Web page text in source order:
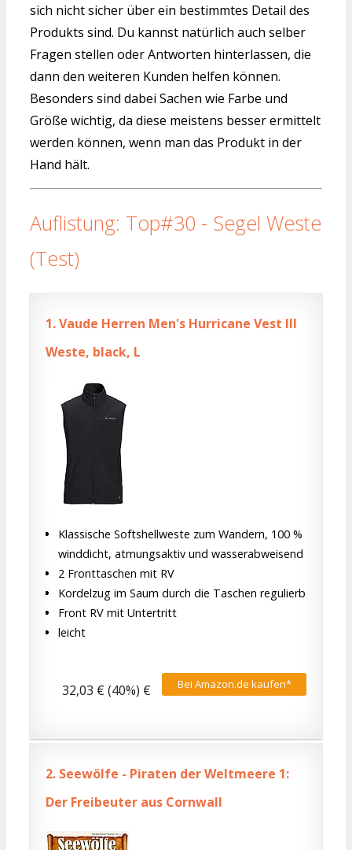
sich nicht sicher über ein bestimmtes Detail des
Produkts sind. Du kannst natürlich auch selber
Fragen stellen oder Antworten hinterlassen, die
dann den weiteren Kunden helfen können.
Besonders sind dabei Sachen wie Farbe und
Größe wichtig, da diese meistens besser ermittelt
werden können, wenn man das Produkt in der
Hand hält.
Auflistung: Top#30 - Segel Weste
(Test)
1.Vaude Herren Men's Hurricane Vest III
Weste, black, L
Klassische Softshellweste zum Wandern, 100 %
winddicht, atmungsaktiv und wasserabweisend
2 Fronttaschen mit RV
Kordelzug im Saum durch die Taschen regulierbar
Front RV mit Untertritt
leicht
Bei Amazon.de kaufen*
32,03 € (40%) €
2. Seewölfe - Piraten der Weltmeere 1:
Der Freibeuter aus Cornwall